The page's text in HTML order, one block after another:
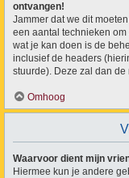
ontvangen!
Jammer dat we dit
een aantal technieken
wat je kan doen is de
inclusief de headers
stuurde). Deze zal dan
Omhoog
Waarvoor dient mijn
Hiermee kun je andere